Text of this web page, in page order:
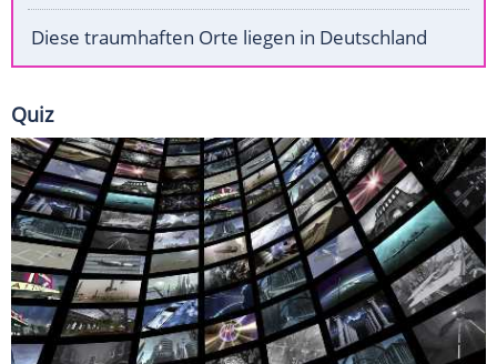
Diese traumhaften Orte liegen in Deutschland
Quiz